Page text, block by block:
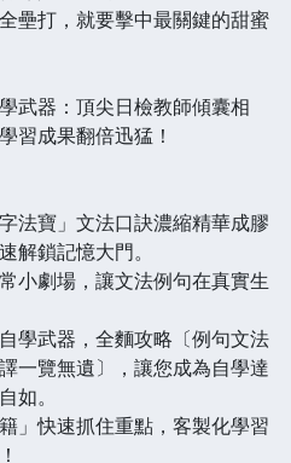
打，就要擊中最關鍵的甜蜜
器：頂尖日檢教師傾囊相
習成果翻倍迅猛！
寶」文法口訣濃縮精華成膠
解鎖記憶大門。
劇場，讓文法例句在真實生
武器，全麵攻略〔例句文法
一覽無遺〕，讓您成為自學達
如。
快速抓住重點，客製化學習